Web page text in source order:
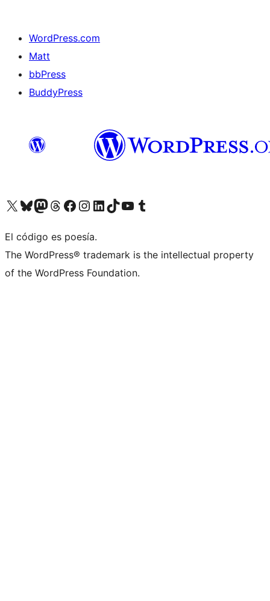
WordPress.com
Matt
bbPress
BuddyPress
Visit our X (formerly Twitter) account
Visit our Bluesky account
Visita nuestra cuenta de Twitter
Visit our Threads account
Visita nuestra página de Facebook
Visite nuestra cuenta de Instagram
Visit our LinkedIn account
Visit our TikTok account
Visit our YouTube channel
Visit our Tumblr account
El código es poesía.
The WordPress® trademark is the intellectual property
of the WordPress Foundation.